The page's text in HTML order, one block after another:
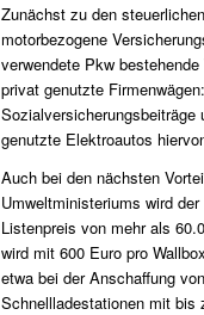
Zunächst zu den
motorbezogene
verwendete Pkw
privat genutzte
Sozialversicherungsbeiträge
genutzte Elektroautos
Auch bei den nächsten
Umweltministeriums wird
Listenpreis von mehr als
wird mit 600 Euro pro
etwa bei der Anschaffung
Schnellladestationen mit bis